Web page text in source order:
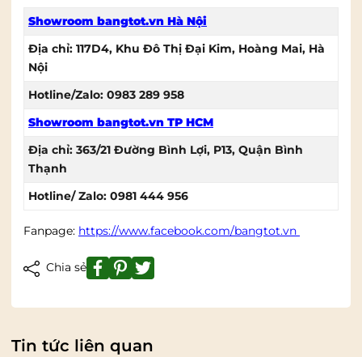
Showroom bangtot.vn Hà Nội
Địa chỉ: 117D4, Khu Đô Thị Đại Kim, Hoàng Mai, Hà
Nội
Hotline/Zalo: 0983 289 958
Showroom bangtot.vn TP HCM
Địa chỉ: 363/21 Đường Bình Lợi, P13, Quận Bình
Thạnh
Hotline/ Zalo: 0981 444 956
Fanpage: https://www.facebook.com/bangtot.vn
Chia sẻ
Tin tức liên quan